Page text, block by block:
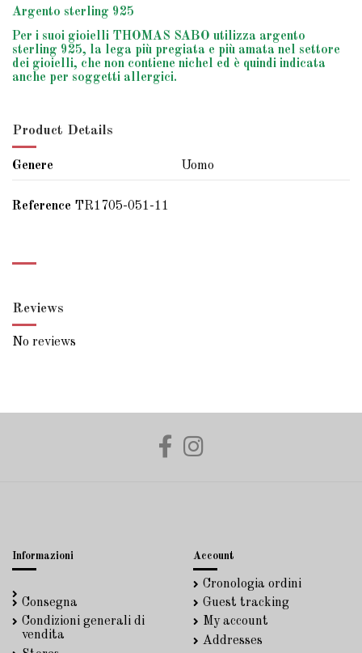
Argento sterling 925
Per i suoi gioielli THOMAS SABO utilizza argento
sterling 925, la lega più pregiata e più amata nel settore
dei gioielli, che non contiene nichel ed è quindi indicata
anche per soggetti allergici.
Product Details
Genere Uomo
Reference TR1705-051-11
Reviews
No reviews
Informazioni
Consegna
Condizioni generali di
vendita
Account
Cronologia ordini
Guest tracking
My account
Addresses